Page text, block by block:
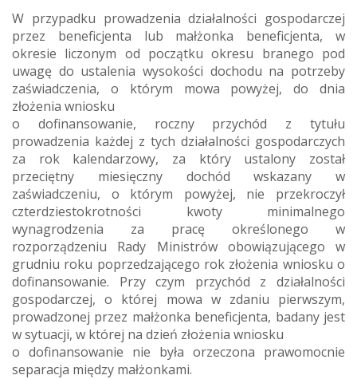
W przypadku prowadzenia działalności gospodarczej
przez beneficjenta lub małżonka beneficjenta, w
okresie liczonym od początku okresu branego pod
uwagę do ustalenia wysokości dochodu na potrzeby
zaświadczenia, o którym mowa powyżej, do dnia
złożenia wniosku
o dofinansowanie, roczny przychód z tytułu
prowadzenia każdej z tych działalności gospodarczych
za rok kalendarzowy, za który ustalony został
przeciętny miesięczny dochód wskazany w
zaświadczeniu, o którym powyżej, nie przekroczył
czterdziestokrotności kwoty minimalnego
wynagrodzenia za pracę określonego w
rozporządzeniu Rady Ministrów obowiązującego w
grudniu roku poprzedzającego rok złożenia wniosku o
dofinansowanie. Przy czym przychód z działalności
gospodarczej, o której mowa w zdaniu pierwszym,
prowadzonej przez małżonka beneficjenta, badany jest
w sytuacji, w której na dzień złożenia wniosku
o dofinansowanie nie była orzeczona prawomocnie
separacja między małżonkami.